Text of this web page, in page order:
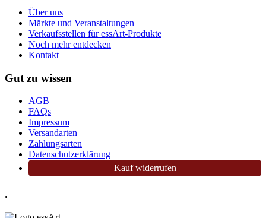
Über uns
Märkte und Veranstaltungen
Verkaufsstellen für essArt-Produkte
Noch mehr entdecken
Kontakt
Gut zu wissen
AGB
FAQs
Impressum
Versandarten
Zahlungsarten
Datenschutzerklärung
Kauf widerrufen
.